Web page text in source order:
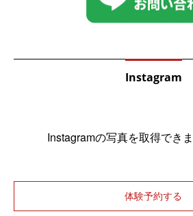
Instagram
Instagramの写真を取得できま
体験予約する